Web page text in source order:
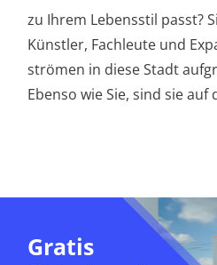
zu Ihrem Lebensstil passt?
Künstler, Fachleute und
strömen in diese Stadt
Ebenso wie Sie, sind sie auf
Gratis